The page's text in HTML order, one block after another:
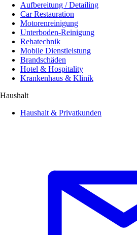
Aufbereitung / Detailing
Car Restauration
Motorenreinigung
Unterboden-Reinigung
Rehatechnik
Mobile Dienstleistung
Brandschäden
Hotel & Hospitality
Krankenhaus & Klinik
Haushalt
Haushalt & Privatkunden